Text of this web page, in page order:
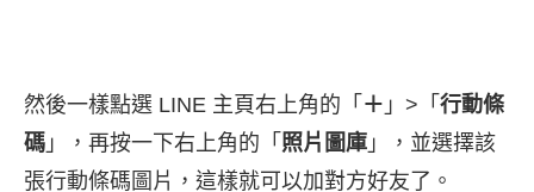
然後一樣點選 LINE 主頁右上角的「 ＋ 」>「 行動條
碼 」，再按一下右上角的「 照片圖庫 」，並選擇該
張行動條碼圖片，這樣就可以加對方好友了。